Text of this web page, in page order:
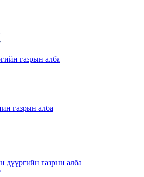
газрын алба
газрын алба
дүүргийн газрын алба